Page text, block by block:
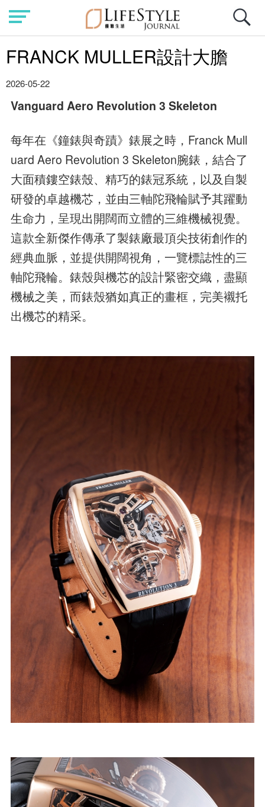
FRANCK MULLER設計大膽
2026-05-22
Vanguard Aero Revolution 3 Skeleton
每年在《鐘錶與奇蹟》錶展之時，Franck Mull
uard Aero Revolution 3 Skeleton腕錶，結合了
大面積鏤空錶殼、精巧的錶冠系統，以及自製
研發的卓越機芯，並由三軸陀飛輪賦予其躍動
生命力，呈現出開闊而立體的三維機械視覺。
這款全新傑作傳承了製錶廠最頂尖技術創作的
經典血脈，並提供開闊視角，一覽標誌性的三
軸陀飛輪。錶殼與機芯的設計緊密交織，盡顯
機械之美，而錶殼猶如真正的畫框，完美襯托
出機芯的精采。